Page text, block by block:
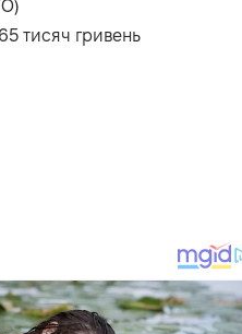
тисяч гривень